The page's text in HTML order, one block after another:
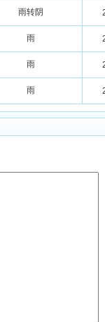
雨转阴
雨
雨
雨